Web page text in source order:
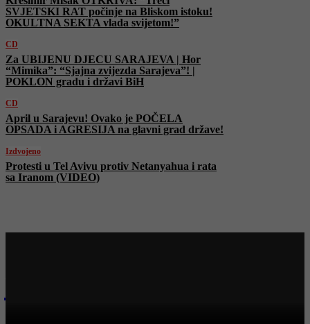
SVJETSKI RAT počinje na Bliskom istoku!
OKULTNA SEKTA vlada svijetom!”
CD
Za UBIJENU DJECU SARAJEVA | Hor
“Mimika”: “Sjajna zvijezda Sarajeva”! |
POKLON gradu i državi BiH
CD
April u Sarajevu! Ovako je POČELA
OPSADA i AGRESIJA na glavni grad države!
Izdvojeno
Protesti u Tel Avivu protiv Netanyahua i rata
sa Iranom (VIDEO)